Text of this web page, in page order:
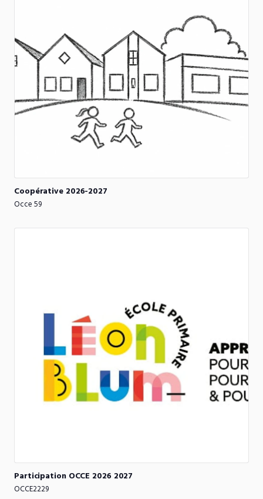
Coopérative 2026-2027
Occe 59
Participation OCCE 2026 2027
OCCE2229